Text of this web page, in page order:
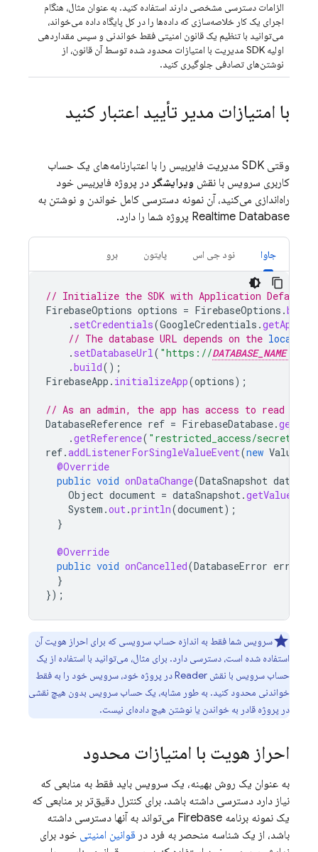
الزامات دسترسی مشخصی دارند استفاده کنید. به عنوان مثال، هنگام
اجرای یک کار خلاصه‌سازی که داده‌ها را در کل پایگاه داده می‌خواند،
می‌توانید با تنظیم یک قانون امنیتی فقط خواندنی و سپس مقداردهی
اولیه SDK مدیریت با امتیازات محدود شده توسط آن قانون، از
نوشتن‌های تصادفی جلوگیری کنید.
با امتیازات مدیر تأیید اعتبار کنید
وقتی SDK مدیریت فایربیس را با اعتبارنامه‌های یک حساب
کاربری سرویس با نقش ویرایشگر در پروژه فایربیس خود
راه‌اندازی می‌کنید، آن نمونه دسترسی کامل خواندن و نوشتن به
Realtime Database پروژه شما را دارد.
جاوا نود جی اس پایتون برو
// Initialize the SDK with Application Default
FirebaseOptions options = FirebaseOptions .
. setCredentials(GoogleCredentials .
// The database URL depends on the location
. setDatabaseUrl( "https://DATABASE_NAME
.build();
FirebaseApp . initializeApp(options);
// As an admin, the app has access to read
DatabaseReference ref = FirebaseDatabase.
.getReference( "restricted_access/
ref.addListenerForSingleValueEvent(new
@Override
public void onDataChange(DataSnapshot
Object document = dataSnapshot.getValue
System .out.println(document);
}
@Override
public void onCancelled(DatabaseError error
}
});
سرویس شما فقط به اندازه حساب سرویسی که برای احراز هویت آن
استفاده شده است، دسترسی دارد. برای مثال، می‌توانید با استفاده از یک
حساب سرویس با نقش Reader در پروژه خود، سرویس خود را به فقط
خواندنی محدود کنید. به طور مشابه، یک حساب سرویس بدون هیچ نقشی
در پروژه قادر به خواندن یا نوشتن هیچ داده‌ای نیست.
احراز هویت با امتیازات محدود
به عنوان یک روش بهینه، یک سرویس باید فقط به منابعی که
نیاز دارد دسترسی داشته باشد. برای کنترل دقیق‌تر بر منابعی که
یک نمونه برنامه Firebase می‌تواند به آنها دسترسی داشته
باشد، از یک شناسه منحصر به فرد در قوانین امنیتی خود برای